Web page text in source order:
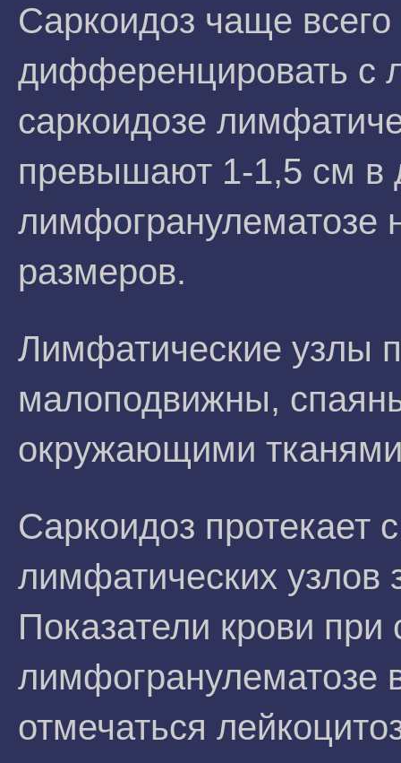
Саркоидоз чаще всего
дифференцировать с
саркоидозе
превышают 1-1,5 см в
лимфогранулематозе
размеров.
Лимфатические узлы
малоподвижны,
окружающими
Саркоидоз протекает
лимфатических узлов
Показатели крови
лимфогранулематозе
отмечаться